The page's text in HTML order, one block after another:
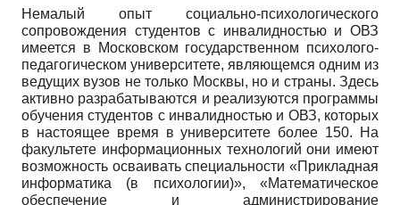
Немалый опыт социально-психологического
сопровождения студентов с инвалидностью и ОВЗ
имеется в Московском государственном психолого-
педагогическом университете, являющемся одним из
ведущих вузов не только Москвы, но и страны. Здесь
активно разрабатываются и реализуются программы
обучения студентов с инвалидностью и ОВЗ, которых
в настоящее время в университете более 150. На
факультете информационных технологий они имеют
возможность осваивать специальности «Прикладная
информатика (в психологии)», «Математическое
обеспечение и администрирование